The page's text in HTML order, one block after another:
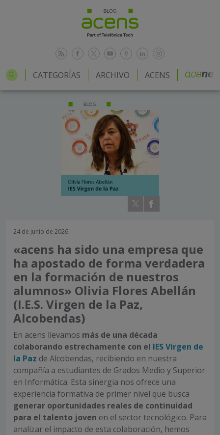
CATEGORÍAS ARCHIVO ACENS
24 de junio de 2026
«acens ha sido una empresa que
ha apostado de forma verdadera
en la formación de nuestros
alumnos» Olivia Flores Abellán
(I.E.S. Virgen de la Paz,
Alcobendas)
En acens llevamos más de una década
colaborando estrechamente con el IES Virgen de
la Paz de Alcobendas, recibiendo en nuestra
compañía a estudiantes de Grados Medio y Superior
en Informática. Esta sinergia nos ofrece una
experiencia formativa de primer nivel que busca
generar oportunidades reales de continuidad
para el talento joven en el sector tecnológico. Para
analizar el impacto de esta colaboración, hemos